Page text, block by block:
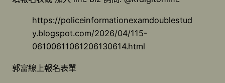
https://policeinformationexamdoublestud
y.blogspot.com/2026/04/115-
06100611061206130614.html
郭富線上報名表單